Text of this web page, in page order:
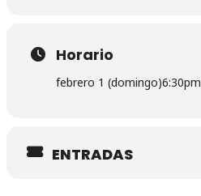
Horario
febrero 1 (domingo)6:30pm
ENTRADAS